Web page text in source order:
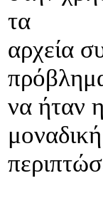
τα
αρχεία
να ήταν η